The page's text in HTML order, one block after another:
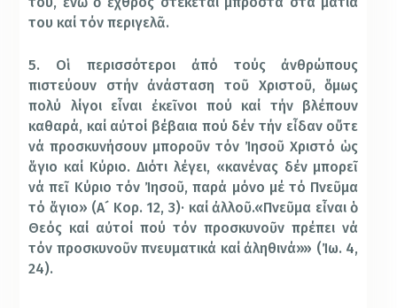
του καί τόν περιγελᾶ.
5. Οἱ περισσότεροι ἀπό τούς ἀνθρώπους
πιστεύουν στήν ἀνάσταση τοῦ Χριστοῦ, ὅμως
πολύ λίγοι εἶναι ἐκεῖνοι πού καί τήν βλέπουν
καθαρά, καί αὐτοί βέβαια πού δέν τήν εἶδαν οὔτε
νά προσκυνήσουν μποροῦν τόν Ἰησοῦ Χριστό ὡς
ἅγιο καί Κύριο. Διότι λέγει, «κανένας δέν μπορεῖ
νά πεῖ Κύριο τόν Ἰησοῦ, παρά μόνο μέ τό Πνεῦμα
τό ἅγιο» (Α´ Κορ. 12, 3)· καί ἀλλοῦ.«Πνεῦμα εἶναι ὁ
Θεός καί αὐτοί πού τόν προσκυνοῦν πρέπει νά
τόν προσκυνοῦν πνευματικά καί ἀληθινά»» (Ἰω. 4,
24).